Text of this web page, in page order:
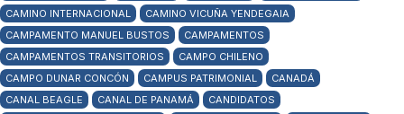
CAMINO INTERNACIONAL
CAMINO VICUÑA YENDEGAIA
CAMPAMENTO MANUEL BUSTOS
CAMPAMENTOS
CAMPAMENTOS TRANSITORIOS
CAMPO CHILENO
CAMPO DUNAR CONCÓN
CAMPUS PATRIMONIAL
CANADÁ
CANAL BEAGLE
CANAL DE PANAMÁ
CANDIDATOS